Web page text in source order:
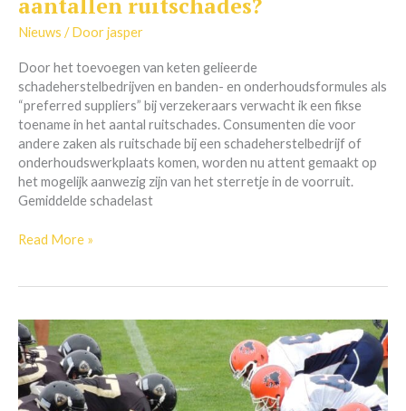
Nieuws / Doorjasper
Door het toevoegen van keten gelieerde
schadeherstelbedrijven en banden- en onderhoudsformules als
“preferred suppliers” bij verzekeraars verwacht ik een fikse
toename in het aantal ruitschades. Consumenten die voor
andere zaken als ruitschade bij een schadeherstelbedrijf of
onderhoudswerkplaats komen, worden nu attent gemaakt op
het mogelijk aanwezig zijn van het sterretje in de voorruit.
Gemiddelde schadelast
verwacht
in
ruitschades?
Read More »